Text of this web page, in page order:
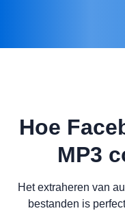
Hoe
MP3
Het extraheren van
bestanden is